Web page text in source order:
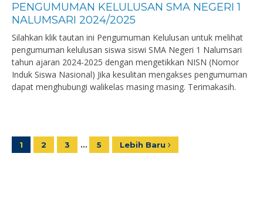
PENGUMUMAN KELULUSAN SMA NEGERI 1
NALUMSARI 2024/2025
Silahkan klik tautan ini Pengumuman Kelulusan untuk melihat
pengumuman kelulusan siswa siswi SMA Negeri 1 Nalumsari
tahun ajaran 2024-2025 dengan mengetikkan NISN (Nomor
Induk Siswa Nasional) Jika kesulitan mengakses pengumuman
dapat menghubungi walikelas masing masing. Terimakasih.
1 2 3 … 5 Lebih Baru